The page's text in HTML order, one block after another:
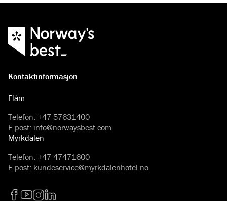
Kontaktinformasjon
Flåm
Telefon: +47 57631400
E-post: info@norwaysbest.com
Myrkdalen
Telefon: +47 47471600
E-post: kundeservice@myrkdalenhotel.no